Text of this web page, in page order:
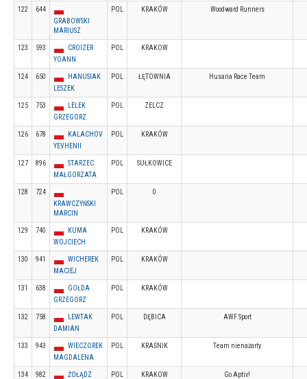
122
644
GRABOWSKI
MARIUSZ
POL KRAKÓW Woodward Runners
123 593
CROIZER
YOANN
POL KRAKOW
124 650
HANUSIAK
LESZEK
POL ŁĘTOWNIA Husaria Race Team
125 753
LELEK
GRZEGORZ
POL ZELCZ
126 678
KALACHOV
YEVHENII
POL KRAKÓW
127 896
STARZEC
MAŁGORZATA
POL SUŁKOWICE
128
724
KRAWCZYŃSKI
MARCIN
POL 0
129 740
KUMA
WOJCIECH
POL KRAKÓW
130 941
WICHEREK
MACIEJ
POL KRAKÓW
131 638
GOŁDA
GRZEGORZ
POL KRAKÓW
132 758
LEWTAK
DAMIAN
POL DĘBICA AWF Sport
133 943
WIECZOREK
MAGDALENA
POL KRAŚNIK Team nienażarty
134 982
ŻOŁĄDZ
POL KRAKOW Go Aptiv!